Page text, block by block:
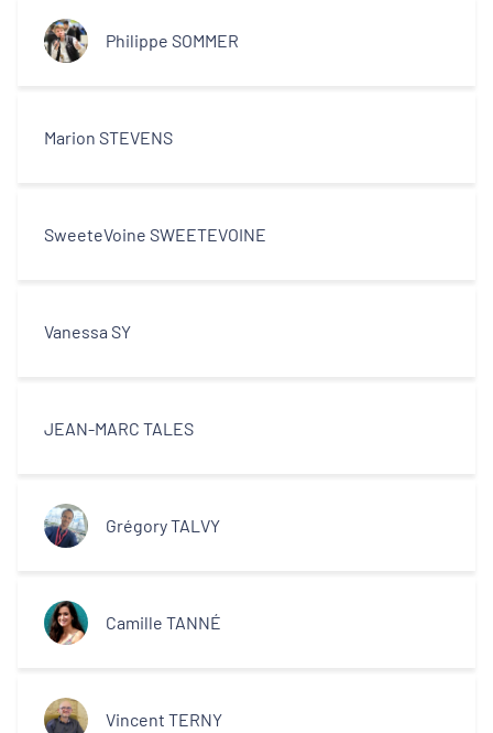
Philippe SOMMER
Marion STEVENS
SweeteVoine SWEETEVOINE
Vanessa SY
JEAN-MARC TALES
Grégory TALVY
Camille TANNÉ
Vincent TERNY